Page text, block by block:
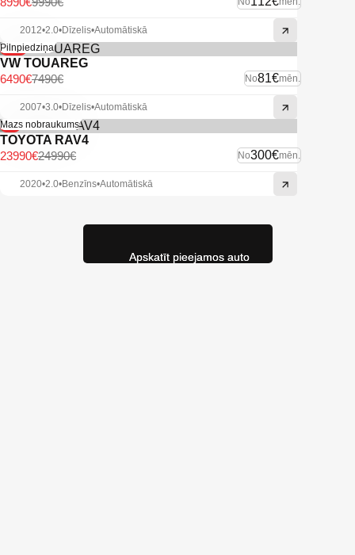
2012•2.0•Dīzelis•Automātiskā
-13%
Pilnpiedziņa
VW TOUAREG
No81€mēn.
7490€
6490€
2007•3.0•Dīzelis•Automātiskā
-4%
Mazs nobraukums
TOYOTA RAV4
No300€mēn.
24990€
23990€
2020•2.0•Benzīns•Automātiskā